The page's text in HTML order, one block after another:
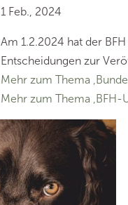
1 Feb., 2024
Am 1.2.2024 hat der
Entscheidungen zur
Mehr zum Thema
Mehr zum Thema ‚BFH-